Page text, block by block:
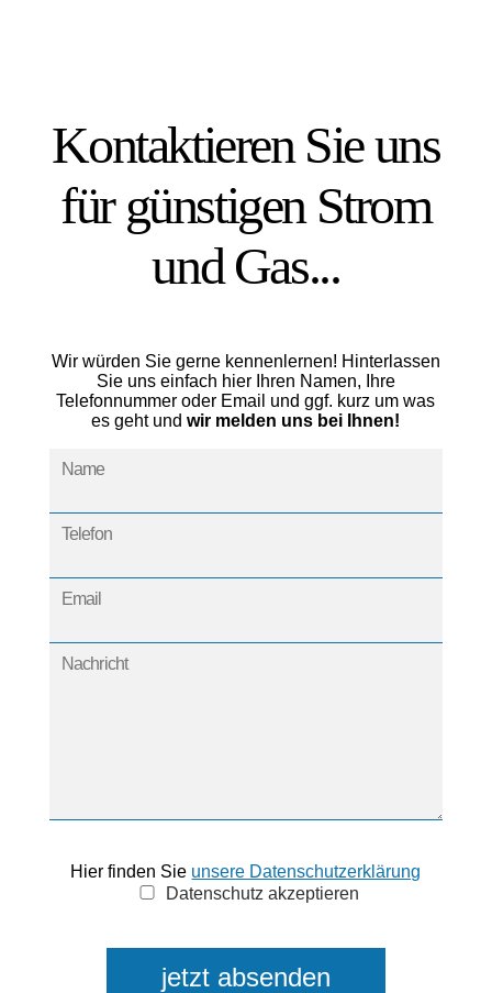
Kontaktieren Sie uns
für günstigen Strom
und Gas...
Wir würden Sie gerne kennenlernen! Hinterlassen
Sie uns einfach hier Ihren Namen, Ihre
Telefonnummer oder Email und ggf. kurz um was
es geht und wir melden uns bei Ihnen!
Hier finden Sie unsere Datenschutzerklärung
Datenschutz akzeptieren
jetzt absenden